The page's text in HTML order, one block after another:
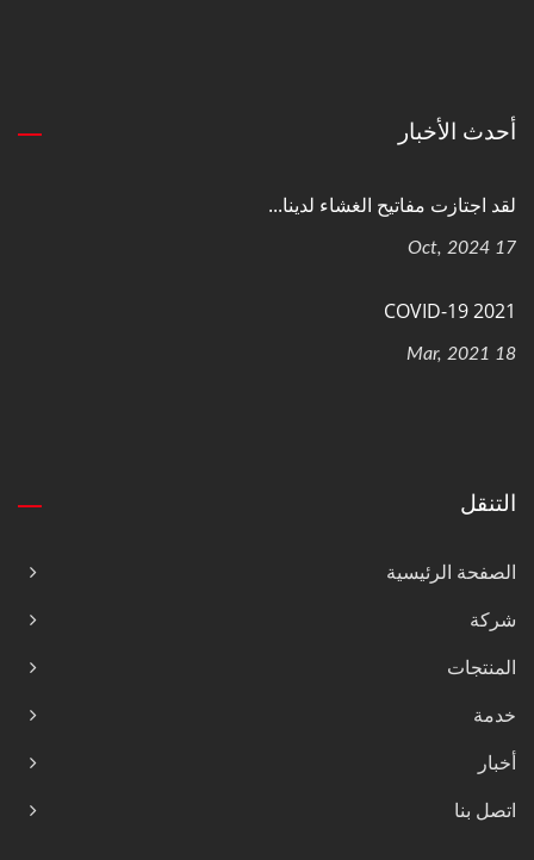
أحدث الأخبار
لقد اجتازت مفاتيح الغشاء لدينا...
17 Oct, 2024
COVID-19 2021
18 Mar, 2021
التنقل
الصفحة الرئيسية
شركة
المنتجات
خدمة
أخبار
اتصل بنا